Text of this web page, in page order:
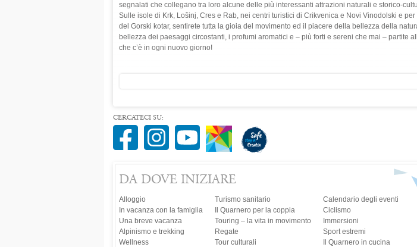
segnalati che collegano tra loro alcune delle più interessanti attrazioni naturali e storico-
Sulle isole di Krk, Lošinj, Cres e Rab, nei centri turistici di Crikvenica e Novi Vinodolski e
del Gorski kotar, sentirete tutta la gioia del movimento ed il piacere della bellezza della
bellezza dei paesaggi circostanti, i profumi aromatici e – più forti e sereni che mai – partite
che c’è in ogni nuovo giorno!
CERCATECI SU:
DA DOVE INIZIARE
Alloggio
In vacanza con la famiglia
Una breve vacanza
Alpinismo e trekking
Wellness
Turismo sanitario
Il Quarnero per la coppia
Touring – la vita in movimento
Regate
Tour culturali
Calendario degli eventi
Ciclismo
Immersioni
Sport estremi
Il Quarnero in cucina